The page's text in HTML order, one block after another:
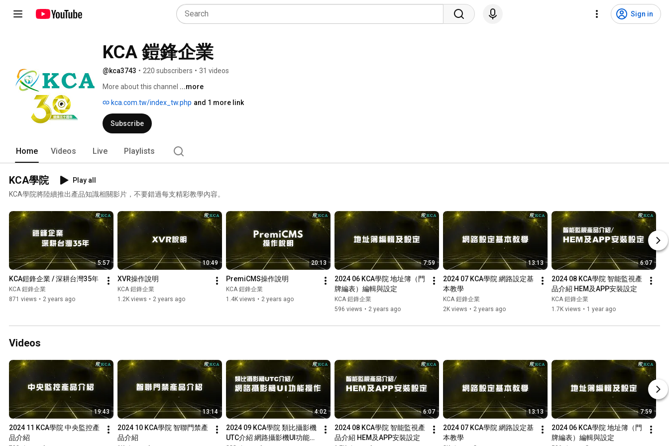
Sign in
KCA 鎧鋒企業
@kca3743 • 220 subscribers • 31 videos
More about this channel ...more
kca.com.tw/index_tw.php and 1 more link
Subscribe
Home Videos Live Playlists
KCA學院
Play all
KCA學院將陸續推出產品知識相關影片，不要錯過每支精彩教學內容。
5:57
KCA鎧鋒企業 / 深耕台灣35年
KCA 鎧鋒企業
871 views • 2 years ago
10:49
XVR操作說明
KCA 鎧鋒企業
1.2K views • 2 years ago
20:13
PremiCMS操作說明
KCA 鎧鋒企業
1.4K views • 2 years ago
7:59
2024 06 KCA學院 地址簿（門
牌編表）編輯與設定
KCA 鎧鋒企業
596 views • 2 years ago
13:13
2024 07 KCA學院 網路設定基
本教學
KCA 鎧鋒企業
2K views • 2 years ago
6:07
2024 08 KCA學院 智能監視產
品介紹 HEM及APP安裝設定
KCA 鎧鋒企業
1.7K views • 1 year ago
Videos
19:43
2024 11 KCA學院 中央監控產
品介紹
13:14
2024 10 KCA學院 智聯門禁產
品介紹
4:02
2024 09 KCA學院 類比攝影機
UTC介紹 網路攝影機UI功能操
6:07
2024 08 KCA學院 智能監視產
品介紹 HEM及APP安裝設定
13:13
2024 07 KCA學院 網路設定基
本教學
7:59
2024 06 KCA學院 地址簿（門
牌編表）編輯與設定